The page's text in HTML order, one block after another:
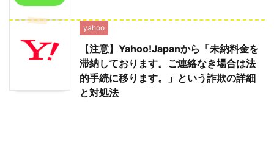
yahoo
【注意】Yahoo!Japanから「未納料金を
滞納しております。ご連絡なき場合は法
的手続に移ります。」という詐欺の詳細
と対処法